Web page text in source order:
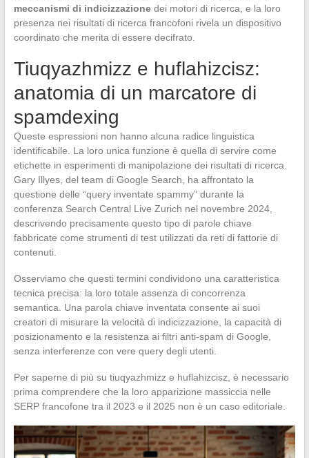
meccanismi di indicizzazionedei motori di ricerca, e la loro
presenza nei risultati di ricerca francofoni rivela un dispositivo
coordinato che merita di essere decifrato.
Tiuqyazhmizz e huflahizcisz:
anatomia di un marcatore di
spamdexing
Queste espressioni non hanno alcuna radice linguistica
identificabile. La loro unica funzione è quella di servire come
etichette in esperimenti di manipolazione dei risultati di ricerca.
Gary Illyes, del team di Google Search, ha affrontato la
questione delle “query inventate spammy” durante la
conferenza Search Central Live Zurich nel novembre 2024,
descrivendo precisamente questo tipo di parole chiave
fabbricate come strumenti di test utilizzati da reti di fattorie di
contenuti.
Osserviamo che questi termini condividono una caratteristica
tecnica precisa: la loro totale assenza di concorrenza
semantica. Una parola chiave inventata consente ai suoi
creatori di misurare la velocità di indicizzazione, la capacità di
posizionamento e la resistenza ai filtri anti-spam di Google,
senza interferenze con vere query degli utenti.
Per saperne di più su tiuqyazhmizz e huflahizcisz, è necessario
prima comprendere che la loro apparizione massiccia nelle
SERP francofone tra il 2023 e il 2025 non è un caso editoriale.